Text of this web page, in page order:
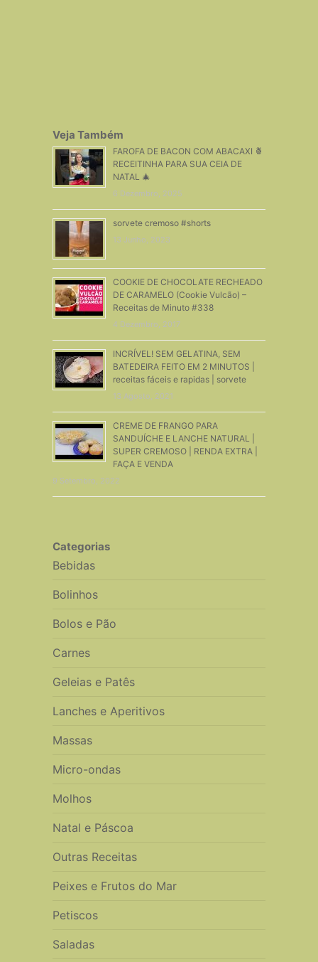
Veja Também
FAROFA DE BACON COM ABACAXI 🍍
RECEITINHA PARA SUA CEIA DE
NATAL 🎄
6 Dezembro, 2025
sorvete cremoso #shorts
13 Junho, 2023
COOKIE DE CHOCOLATE RECHEADO
DE CARAMELO (Cookie Vulcão) –
Receitas de Minuto #338
4 Dezembro, 2017
INCRÍVEL! SEM GELATINA, SEM
BATEDEIRA FEITO EM 2 MINUTOS |
receitas fáceis e rapidas | sorvete
13 Agosto, 2021
CREME DE FRANGO PARA
SANDUÍCHE E LANCHE NATURAL |
SUPER CREMOSO | RENDA EXTRA |
FAÇA E VENDA
9 Setembro, 2022
Categorias
Bebidas
Bolinhos
Bolos e Pão
Carnes
Geleias e Patês
Lanches e Aperitivos
Massas
Micro-ondas
Molhos
Natal e Páscoa
Outras Receitas
Peixes e Frutos do Mar
Petiscos
Saladas